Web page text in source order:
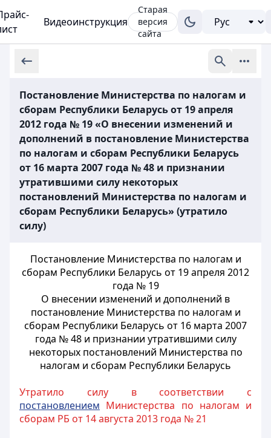
Видеоинструкция
Старая
версия
сайта
Постановление Министерства по налогам и
сборам Республики Беларусь от 19 апреля
2012 года № 19 «О внесении изменений и
дополнений в постановление Министерства
по налогам и сборам Республики Беларусь
от 16 марта 2007 года № 48 и признании
утратившими силу некоторых
постановлений Министерства по налогам и
сборам Республики Беларусь» (утратило
силу)
Постановление Министерства по налогам и
сборам Республики Беларусь от 19 апреля 2012
года № 19
О внесении изменений и дополнений в
постановление Министерства по налогам и
сборам Республики Беларусь от 16 марта 2007
года № 48 и признании утратившими силу
некоторых постановлений Министерства по
налогам и сборам Республики Беларусь
Утратило силу в соответствии с
постановлением Министерства по налогам и
сборам РБ от 14 августа 2013 года № 21